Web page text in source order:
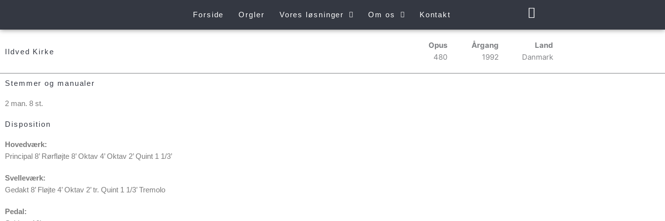
indholdet
Forside Orgler Vores løsninger Om os Kontakt
Ildved Kirke
Opus
480
Årgang
1992
Land
Danmark
Stemmer og manualer
2 man. 8 st.
Disposition
Hovedværk:
Principal 8’ Rørfløjte 8’ Oktav 4’ Oktav 2’ Quint 1 1/3’
Svelleværk:
Gedakt 8’ Fløjte 4’ Oktav 2’ tr. Quint 1 1/3’ Tremolo
Pedal: